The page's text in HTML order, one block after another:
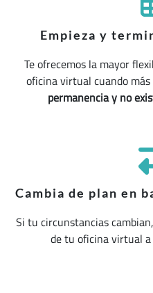
Empieza y
Te ofrecemos la mayor
oficina virtual cuando más
permanencia y no
Cambia de plan en
Si tu circunstancias
de tu oficina virtual